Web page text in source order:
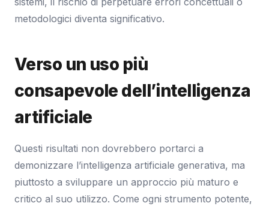
metodologici diventa significativo.
Verso un uso più
consapevole dell’intelligenza
artificiale
Questi risultati non dovrebbero portarci a
demonizzare l’intelligenza artificiale generativa, ma
piuttosto a sviluppare un approccio più maturo e
critico al suo utilizzo. Come ogni strumento potente,